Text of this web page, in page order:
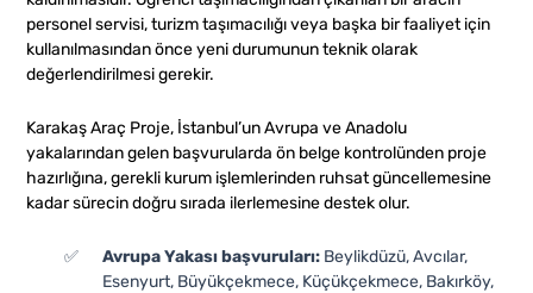
personel servisi, turizm taşımacılığı veya başka bir faaliyet için
kullanılmasından önce yeni durumunun teknik olarak
değerlendirilmesi gerekir.
Karakaş Araç Proje, İstanbul’un Avrupa ve Anadolu
yakalarından gelen başvurularda ön belge kontrolünden proje
hazırlığına, gerekli kurum işlemlerinden ruhsat güncellemesine
kadar sürecin doğru sırada ilerlemesine destek olur.
Avrupa Yakası başvuruları: Beylikdüzü, Avcılar,
Esenyurt, Büyükçekmece, Küçükçekmece, Bakırköy,